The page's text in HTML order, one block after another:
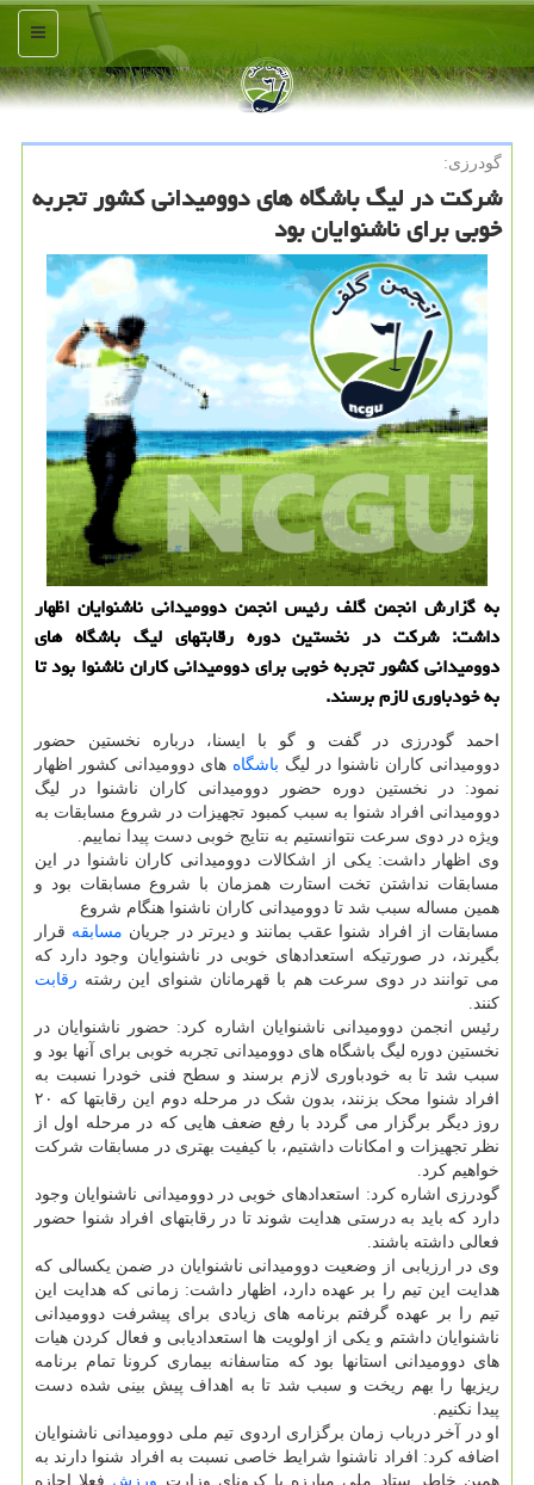
منو
گودرزی:
شركت در لیگ باشگاه های دوومیدانی كشور تجربه
خوبی برای ناشنوایان بود
به گزارش انجمن گلف رئیس انجمن دوومیدانی ناشنوایان اظهار
داشت: شركت در نخستین دوره رقابتهای لیگ باشگاه های
دوومیدانی كشور تجربه خوبی برای دوومیدانی كاران ناشنوا بود تا
به خودباوری لازم برسند.
احمد گودرزی در گفت و گو با ایسنا، درباره نخستین حضور
دوومیدانی کاران ناشنوا در لیگ باشگاه های دوومیدانی کشور اظهار
نمود: در نخستین دوره حضور دوومیدانی کاران ناشنوا در لیگ
دوومیدانی افراد شنوا به سبب کمبود تجهیزات در شروع مسابقات به
ویژه در دوی سرعت نتوانستیم به نتایج خوبی دست پیدا نماییم.
وی اظهار داشت: یکی از اشکالات دوومیدانی کاران ناشنوا در این
مسابقات نداشتن تخت استارت همزمان با شروع مسابقات بود و
همین مساله سبب شد تا دوومیدانی کاران ناشنوا هنگام شروع
مسابقات از افراد شنوا عقب بمانند و دیرتر در جریان مسابقه قرار
بگیرند، در صورتیکه استعدادهای خوبی در ناشنوایان وجود دارد که
می توانند در دوی سرعت هم با قهرمانان شنوای این رشته رقابت
کنند.
رئیس انجمن دوومیدانی ناشنوایان اشاره کرد: حضور ناشنوایان در
نخستین دوره لیگ باشگاه های دوومیدانی تجربه خوبی برای آنها بود و
سبب شد تا به خودباوری لازم برسند و سطح فنی خودرا نسبت به
افراد شنوا محک بزنند، بدون شک در مرحله دوم این رقابتها که ۲۰
روز دیگر برگزار می گردد با رفع ضعف هایی که در مرحله اول از
نظر تجهیزات و امکانات داشتیم، با کیفیت بهتری در مسابقات شرکت
خواهیم کرد.
گودرزی اشاره کرد: استعدادهای خوبی در دوومیدانی ناشنوایان وجود
دارد که باید به درستی هدایت شوند تا در رقابتهای افراد شنوا حضور
فعالی داشته باشند.
وی در ارزیابی از وضعیت دوومیدانی ناشنوایان در ضمن یکسالی که
هدایت این تیم را بر عهده دارد، اظهار داشت: زمانی که هدایت این
تیم را بر عهده گرفتم برنامه های زیادی برای پیشرفت دوومیدانی
ناشنوایان داشتم و یکی از اولویت ها استعدادیابی و فعال کردن هیات
های دوومیدانی استانها بود که متاسفانه بیماری کرونا تمام برنامه
ریزیها را بهم ریخت و سبب شد تا به اهداف پیش بینی شده دست
پیدا نکنیم.
او در آخر درباب زمان برگزاری اردوی تیم ملی دوومیدانی ناشنوایان
اضافه کرد: افراد ناشنوا شرایط خاصی نسبت به افراد شنوا دارند به
همین خاطر ستاد ملی مبارزه با کرونای وزارت ورزش فعلا اجازه